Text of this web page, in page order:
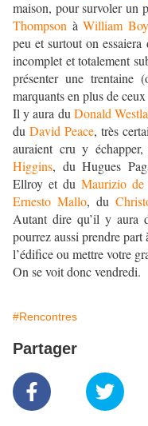
maison, pour survoler un
Thompson àWilliam
peu et surtout on
incomplet et totalement
présenter une
marquants en plus de
Il y aura du Donald
duDavid Peace, très
auraient cru y
Higgins, du Hugues
Ellroy et du Maurizio de
Ernesto Mallo, du
Autant dire qu’il y aura
pourrez aussi prendre
l’édifice ou mettre votre
On se voit donc vendredi.
#Rencontres
Partager